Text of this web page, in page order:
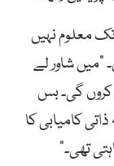
معلوم نہیں
“میں شاور لے
کروں گی۔ بس
کامیابی کا
تھی۔”